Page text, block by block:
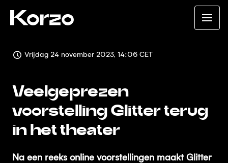
Vrijdag 24 november 2023, 14:06 CET
Veelgeprezen
voorstelling Glitter terug
in het theater
Na een reeks online voorstellingen maakt Glitter